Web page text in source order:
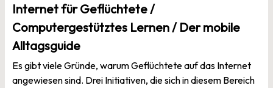
Internet für Geflüchtete /
Computergestütztes Lernen / Der mobile
Alltagsguide
Es gibt viele Gründe, warum Geflüchtete auf das Internet
angewiesen sind. Drei Initiativen, die sich in diesem Bereich